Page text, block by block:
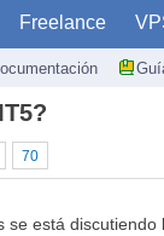
Freelance
70
se está